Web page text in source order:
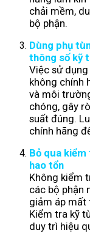
chải mềm,
bộ phận.
Dùng phụ
thông số kỹ
Việc sử
không chính
và môi
chóng, gây
suất đúng.
chính hãng
Bỏ qua
hao tổn
Không kiểm
các bộ phận
giảm áp mất
Kiểm tra kỹ
duy trì hiệu